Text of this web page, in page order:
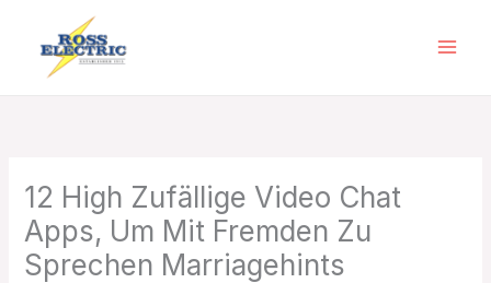
content
12 High Zufällige Video Chat
Apps, Um Mit Fremden Zu
Sprechen Marriagehints